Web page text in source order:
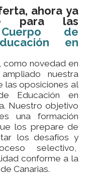
ahora ya
para las
Cuerpo de
en
como novedad en
nuestra
las oposiciones al
Educación en
Nuestro objetivo
una formación
los prepare de
los desafíos y
selectivo,
conforme a la
Canarias.